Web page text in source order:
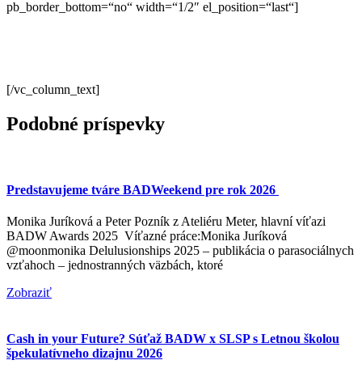
pb_border_bottom=“no“ width=“1/2″ el_position=“last“]
[/vc_column_text]
Podobné príspevky
Predstavujeme tváre BADWeekend pre rok 2026
Monika Juríková a Peter Pozník z Ateliéru Meter, hlavní víťazi
BADW Awards 2025 Víťazné práce:Monika Juríková
@moonmonika Delulusionships 2025 – publikácia o parasociálnych
vzťahoch – jednostranných väzbách, ktoré
Zobraziť
Cash in your Future? Súťaž BADW x SLSP s Letnou školou
špekulatívneho dizajnu 2026